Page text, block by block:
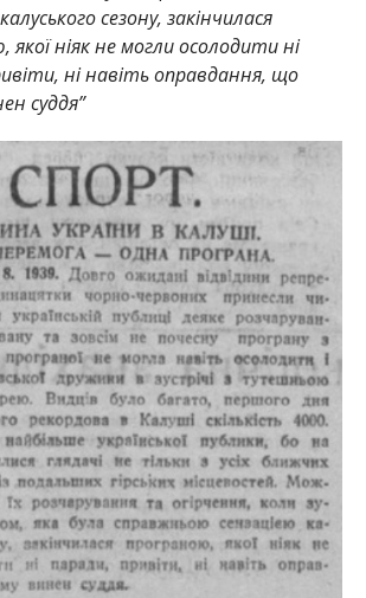
сезону, закінчилася
якої ніяк не могли осолодити ні
ні навіть оправдання, що
суддя”